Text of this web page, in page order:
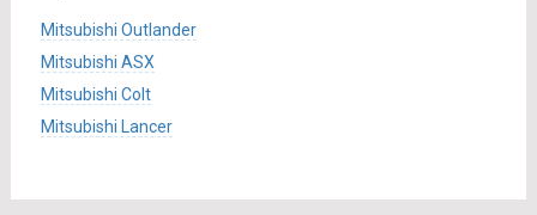
Mitsubishi Outlander
Mitsubishi ASX
Mitsubishi Colt
Mitsubishi Lancer